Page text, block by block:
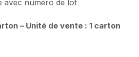
avec numéro de lot
– Unité de vente : 1 carton